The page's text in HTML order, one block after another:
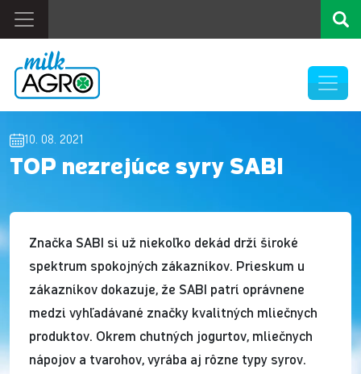
10. 08. 2021
TOP nezrejúce syry SABI
Značka SABI si už niekoľko dekád drží široké
spektrum spokojných zákazníkov. Prieskum u
zákazníkov dokazuje, že SABI patrí oprávnene
medzi vyhľadávané značky kvalitných mliečnych
produktov. Okrem chutných jogurtov, mliečnych
nápojov a tvarohov, vyrába aj rôzne typy syrov.